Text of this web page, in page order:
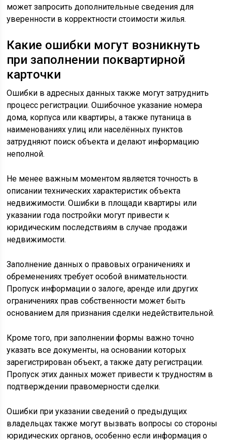
может запросить дополнительные сведения для
уверенности в корректности стоимости жилья.
Какие ошибки могут возникнуть
при заполнении поквартирной
карточки
Ошибки в адресных данных также могут затруднить
процесс регистрации. Ошибочное указание номера
дома, корпуса или квартиры, а также путаница в
наименованиях улиц или населённых пунктов
затрудняют поиск объекта и делают информацию
неполной.
Не менее важным моментом является точность в
описании технических характеристик объекта
недвижимости. Ошибки в площади квартиры или
указании года постройки могут привести к
юридическим последствиям в случае продажи
недвижимости.
Заполнение данных о правовых ограничениях и
обременениях требует особой внимательности.
Пропуск информации о залоге, аренде или других
ограничениях прав собственности может быть
основанием для признания сделки недействительной.
Кроме того, при заполнении формы важно точно
указать все документы, на основании которых
зарегистрирован объект, а также дату регистрации.
Пропуск этих данных может привести к трудностям в
подтверждении правомерности сделки.
Ошибки при указании сведений о предыдущих
владельцах также могут вызвать вопросы со стороны
юридических органов, особенно если информация о